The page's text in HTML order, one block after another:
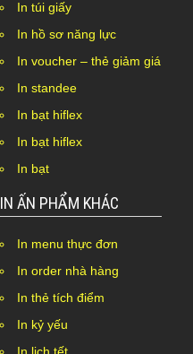
In túi giấy
In hồ sơ năng lực
In voucher – thẻ giảm giá
In standee
In bạt hiflex
In bạt hiflex
In bạt
IN ẤN PHẨM KHÁC
In menu thực đơn
In order nhà hàng
In thẻ tích điểm
In kỷ yếu